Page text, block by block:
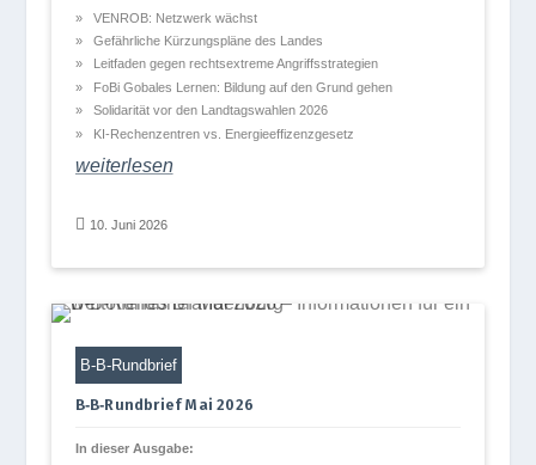
VENROB: Netz­werk wächst
Gefähr­li­che Kür­zungs­pläne des Landes
Leit­fa­den gegen rechts­extreme Angriffsstrategien
FoBi Goba­les Ler­nen: Bil­dung auf den Grund gehen
Soli­da­ri­tät vor den Land­tags­wah­len 2026
KI-Rechen­zen­tren vs. Energieeffizenzgesetz
wei­ter­le­sen
 10. Juni 2026
B‑B-Rund­brief
B‑B‑Rundbrief Mai 2026
In die­ser Ausgabe: